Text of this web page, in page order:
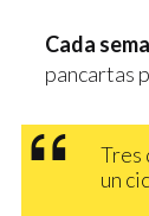
Cada
pancartas
Tres
un